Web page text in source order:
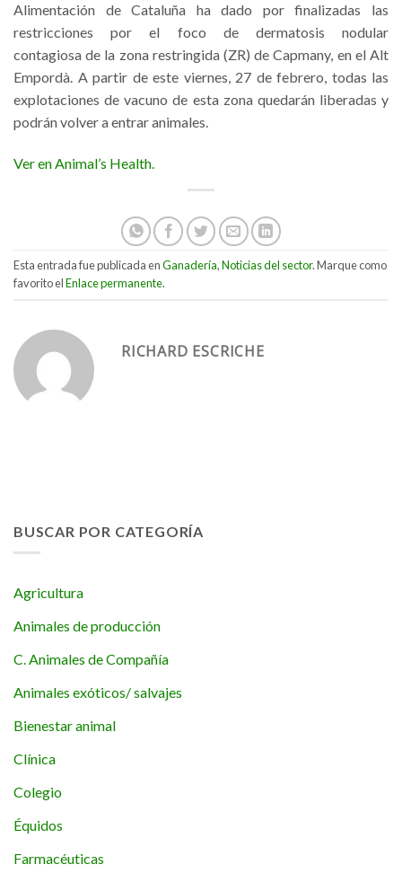
Alimentación de Cataluña ha dado por finalizadas las
restricciones por el foco de dermatosis nodular
contagiosa de la zona restringida (ZR) de Capmany, en el Alt
Empordà. A partir de este viernes, 27 de febrero, todas las
explotaciones de vacuno de esta zona quedarán liberadas y
podrán volver a entrar animales.
Ver en Animal’s Health.
Esta entrada fue publicada enGanadería,Noticias del sector. Marque como
favorito elEnlace permanente.
RICHARD ESCRICHE
BUSCAR POR CATEGORÍA
Agricultura
Animales de producción
C. Animales de Compañía
Animales exóticos/ salvajes
Bienestar animal
Clínica
Colegio
Équidos
Farmacéuticas